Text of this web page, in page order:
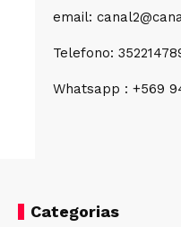
email:
Telefono:
Whatsapp : +569
Categorias